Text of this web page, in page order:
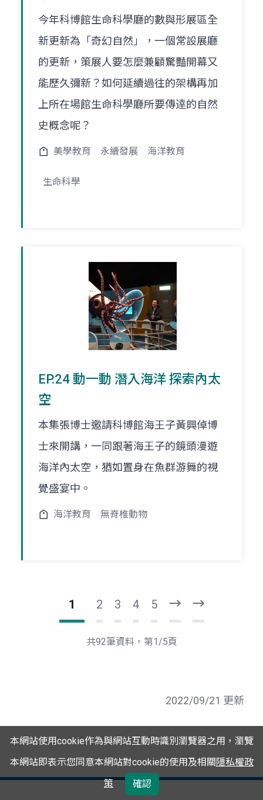
今年科博館生命科學廳的數與形展區全
新更新為「奇幻自然」，一個常設展廳
的更新，策展人要怎麼兼顧驚豔開幕又
能歷久彌新？如何延續過往的架構再加
上所在場館生命科學廳所要傳逹的自然
史概念呢？
美學教育 永續發展 海洋教育
生命科學
EP.24 動一動 潛入海洋 探索內太
空
本集張博士邀請科博館海王子黃興倬博
士來開講，一同跟著海王子的鏡頭漫遊
海洋內太空，猶如置身在魚群游舞的視
覺盛宴中。
海洋教育 無脊椎動物
1 2 3 4 5
一
頁
後
共92筆資料，第1/5頁
2022/09/21 更新
本網站使用cookie作為與網站互動時識別瀏覽器之用，瀏覽
本網站即表示您同意本網站對cookie的使用及相關隱私權政
策
確認